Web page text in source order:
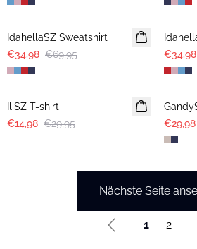
-50%
IdahellaSZ Sweatshirt
€34,98 €69,95
-50%
€34,98
-50%
IliSZ T-shirt
€14,98 €29,95
-50%
€29,98
Nächste Seite
1 2